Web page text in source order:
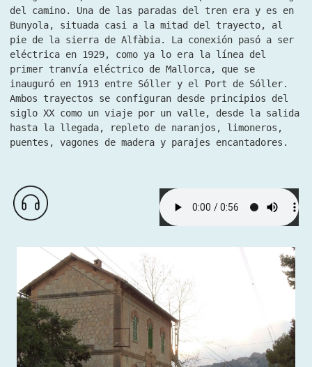
del camino. Una de las paradas del tren era y es en
Bunyola, situada casi a la mitad del trayecto, al
pie de la sierra de Alfàbia. La conexión pasó a ser
eléctrica en 1929, como ya lo era la línea del
primer tranvía eléctrico de Mallorca, que se
inauguró en 1913 entre Sóller y el Port de Sóller.
Ambos trayectos se configuran desde principios del
siglo XX como un viaje por un valle, desde la salida
hasta la llegada, repleto de naranjos, limoneros,
puentes, vagones de madera y parajes encantadores.